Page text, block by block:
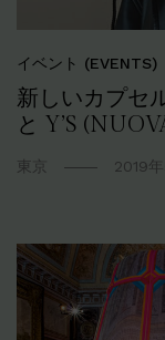
イベント (EVENTS)
新しいカプセ
と Y’S
東京 2019年